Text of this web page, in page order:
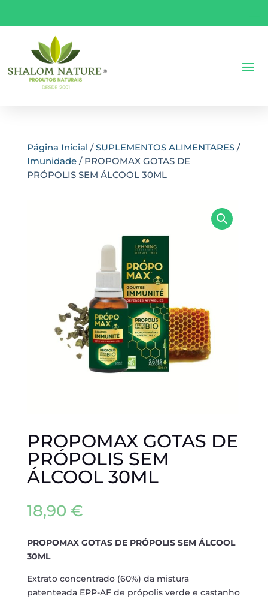
Página Inicial /SUPLEMENTOS ALIMENTARES/
Imunidade/ PROPOMAX GOTAS DE
PRÓPOLIS SEM ÁLCOOL 30ML
PROPOMAX GOTAS DE
PRÓPOLIS SEM
ÁLCOOL 30ML
18,90 €
PROPOMAX GOTAS DE PRÓPOLIS SEM ÁLCOOL
30ML
Extrato concentrado (60%) da mistura
patenteada EPP-AF de própolis verde e castanho